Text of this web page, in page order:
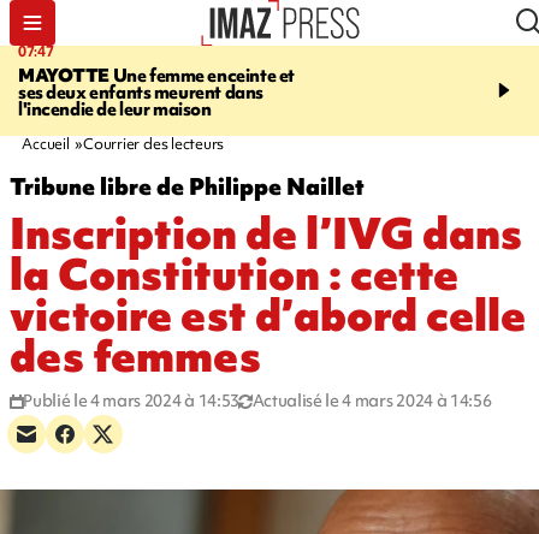
07:47
MAYOTTE Une femme enceinte et
ses deux enfants meurent dans
l'incendie de leur maison
07:08
Orchidées pourrait
Accueil Courrier des lecteurs
Tribune libre de Philippe Naillet
Inscription de l’IVG dans
la Constitution : cette
victoire est d’abord celle
des femmes
Publié le 4 mars 2024 à 14:53 Actualisé le 4 mars 2024 à 14:56